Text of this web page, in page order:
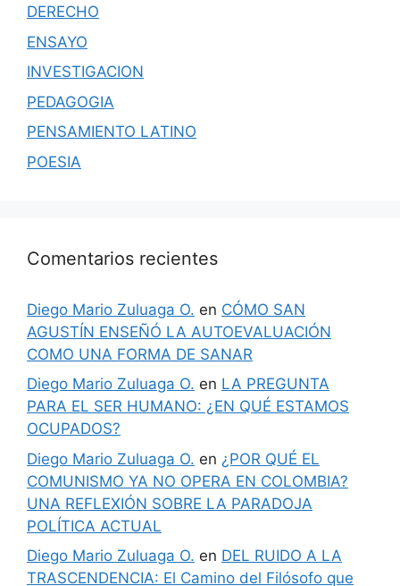
DERECHO
ENSAYO
INVESTIGACION
PEDAGOGIA
PENSAMIENTO LATINO
POESIA
Comentarios recientes
Diego Mario Zuluaga O. en CÓMO SAN
AGUSTÍN ENSEÑÓ LA AUTOEVALUACIÓN
COMO UNA FORMA DE SANAR
Diego Mario Zuluaga O. en LA PREGUNTA
PARA EL SER HUMANO: ¿EN QUÉ ESTAMOS
OCUPADOS?
Diego Mario Zuluaga O. en ¿POR QUÉ EL
COMUNISMO YA NO OPERA EN COLOMBIA?
UNA REFLEXIÓN SOBRE LA PARADOJA
POLÍTICA ACTUAL
Diego Mario Zuluaga O. en DEL RUIDO A LA
TRASCENDENCIA: El Camino del Filósofo que